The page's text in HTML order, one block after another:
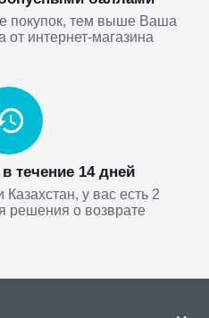
покупок, тем выше Ваша
от интернет-магазина
течение 14 дней
у вас есть 2
решения о возврате